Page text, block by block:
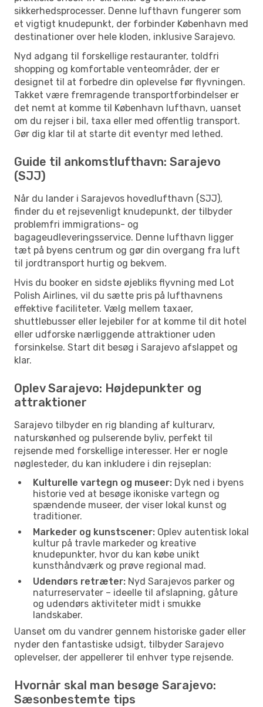
sikkerhedsprocesser. Denne lufthavn fungerer som
et vigtigt knudepunkt, der forbinder København med
destinationer over hele kloden, inklusive Sarajevo.
Nyd adgang til forskellige restauranter, toldfri
shopping og komfortable venteområder, der er
designet til at forbedre din oplevelse før flyvningen.
Takket være fremragende transportforbindelser er
det nemt at komme til København lufthavn, uanset
om du rejser i bil, taxa eller med offentlig transport.
Gør dig klar til at starte dit eventyr med lethed.
Guide til ankomstlufthavn: Sarajevo
(SJJ)
Når du lander i Sarajevos hovedlufthavn (SJJ),
finder du et rejsevenligt knudepunkt, der tilbyder
problemfri immigrations- og
bagageudleveringsservice. Denne lufthavn ligger
tæt på byens centrum og gør din overgang fra luft
til jordtransport hurtig og bekvem.
Hvis du booker en sidste øjebliks flyvning med Lot
Polish Airlines, vil du sætte pris på lufthavnens
effektive faciliteter. Vælg mellem taxaer,
shuttlebusser eller lejebiler for at komme til dit hotel
eller udforske nærliggende attraktioner uden
forsinkelse. Start dit besøg i Sarajevo afslappet og
klar.
Oplev Sarajevo: Højdepunkter og
attraktioner
Sarajevo tilbyder en rig blanding af kulturarv,
naturskønhed og pulserende byliv, perfekt til
rejsende med forskellige interesser. Her er nogle
nøglesteder, du kan inkludere i din rejseplan:
Kulturelle vartegn og museer: Dyk ned i byens
historie ved at besøge ikoniske vartegn og
spændende museer, der viser lokal kunst og
traditioner.
Markeder og kunstscener: Oplev autentisk lokal
kultur på travle markeder og kreative
knudepunkter, hvor du kan købe unikt
kunsthåndværk og prøve regional mad.
Udendørs retræter: Nyd Sarajevos parker og
naturreservater – ideelle til afslapning, gåture
og udendørs aktiviteter midt i smukke
landskaber.
Uanset om du vandrer gennem historiske gader eller
nyder den fantastiske udsigt, tilbyder Sarajevo
oplevelser, der appellerer til enhver type rejsende.
Hvornår skal man besøge Sarajevo:
Sæsonbestemte tips